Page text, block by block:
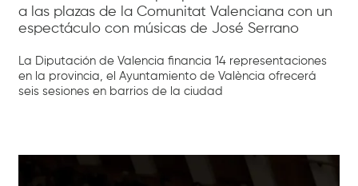
a las plazas de la Comunitat Valenciana con un
espectáculo con músicas de José Serrano
La Diputación de Valencia financia 14 representaciones
en la provincia, el Ayuntamiento de València ofrecerá
seis sesiones en barrios de la ciudad